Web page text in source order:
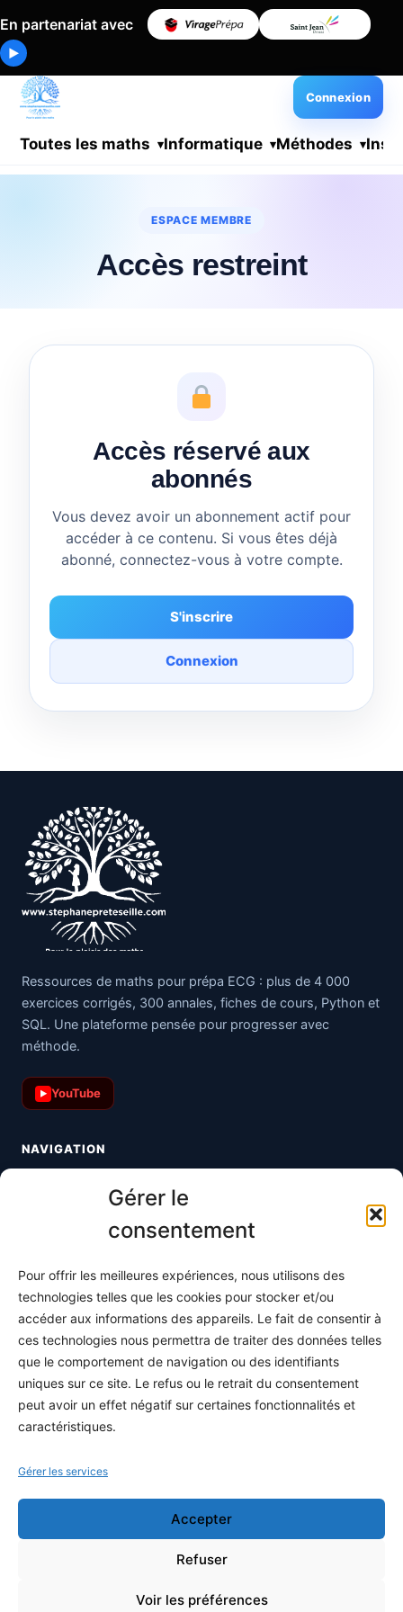
Gérer le
consentement
Pour offrir les meilleures expériences, nous utilisons des
technologies telles que les cookies pour stocker et/ou
accéder aux informations des appareils. Le fait de consentir à
ces technologies nous permettra de traiter des données telles
que le comportement de navigation ou des identifiants
uniques sur ce site. Le refus ou le retrait du consentement
peut avoir un effet négatif sur certaines fonctionnalités et
caractéristiques.
Gérer les services
Accepter
Refuser
Voir les préférences
En partenariat avec
▶
Toutes les maths Informatique Méthodes
Connexion
ESPACE MEMBRE
Accès restreint
Accès réservé aux
abonnés
Vous devez avoir un abonnement actif pour
accéder à ce contenu. Si vous êtes déjà
abonné, connectez-vous à votre compte.
S'inscrire
Connexion
Ressources de maths pour prépa ECG : plus de 4 000
exercices corrigés, 300 annales, fiches de cours, Python et
SQL. Une plateforme pensée pour progresser avec
méthode.
▶ YouTube
NAVIGATION
Toutes les maths
S'abonner
À propos
Contact / Support
Mes publications
INFORMATIONS LÉGALES
Conditions générales de vente